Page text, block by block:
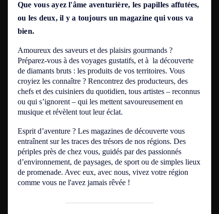
Que vous ayez l'âme aventurière, les papilles affutées,
ou les deux, il y a toujours un magazine qui vous va
bien.
Amoureux des saveurs et des plaisirs gourmands ?
Préparez-vous à des voyages gustatifs, et à la découverte
de diamants bruts : les produits de vos territoires. Vous
croyiez les connaître ? Rencontrez des producteurs, des
chefs et des cuisiniers du quotidien, tous artistes – reconnus
ou qui s’ignorent – qui les mettent savoureusement en
musique et révèlent tout leur éclat.
Esprit d’aventure ? Les magazines de découverte vous
entraînent sur les traces des trésors de nos régions. Des
périples près de chez vous, guidés par des passionnés
d’environnement, de paysages, de sport ou de simples lieux
de promenade. Avec eux, avec nous, vivez votre région
comme vous ne l'avez jamais rêvée !